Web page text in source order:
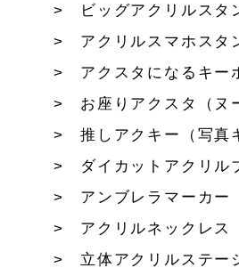
ビッグアクリルスタ
アクリルスマホスタ
アクスタになるキー
お座りアクスタ（ヌ
推しアクキー（写真
ダイカットアクリル
アンブレラマーカー
アクリルネックレス
立体アクリルステー